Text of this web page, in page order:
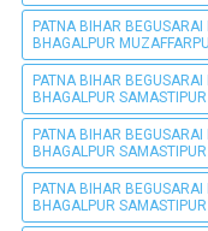
PATNA BIHAR
BHAGALPUR
PATNA BIHAR
BHAGALPUR SAMASTIPUR
PATNA BIHAR
BHAGALPUR
PATNA BIHAR
BHAGALPUR